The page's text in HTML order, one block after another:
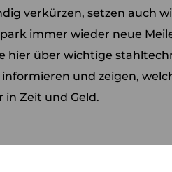
verkürzen, setzen auch
immer wieder neue
hier über wichtige
und zeigen,
in Zeit und Geld.